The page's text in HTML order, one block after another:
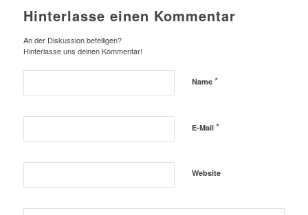
Hinterlasse einen Kommentar
An der Diskussion beteiligen?
Hinterlasse uns deinen Kommentar!
Name *
E-Mail *
Website